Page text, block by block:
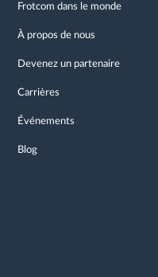
Frotcom dans le monde
À propos de nous
Devenez un partenaire
Carrières
Événements
Blog